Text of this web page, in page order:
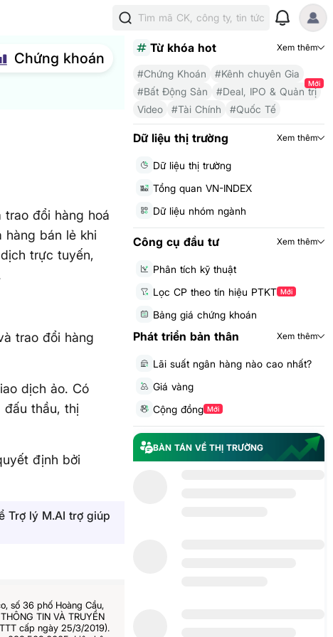
Tìm mã CK, công ty, tin tức
Chứng khoán
đổi hàng hoá
bán lẻ khi
trực tuyến,
trao đổi hàng
dịch ảo. Có
đấu thầu, thị
định bởi
Trợ lý M.AI trợ giúp
số 36 phố Hoàng Cầu,
TIN VÀ TRUYỀN
cấp ngày 25/3/2019).
Từ khóa hot Xem thêm
#Chứng Khoán
#Kênh chuyên Gia
#Bất Động Sản
#Deal, IPO & Quản trị
Mới
Video #Tài Chính #Quốc Tế
Dữ liệu thị trường Xem thêm
Dữ liệu thị trường
Tổng quan VN-INDEX
Dữ liệu nhóm ngành
Công cụ đầu tư Xem thêm
Phân tích kỹ thuật
Lọc CP theo tín hiệu PTKT Mới
Bảng giá chứng khoán
Phát triển bản thân Xem thêm
Lãi suất ngân hàng nào cao nhất?
Giá vàng
Cộng đồng Mới
BÀN TÁN VỀ THỊ TRƯỜNG